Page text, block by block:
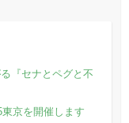
『セナとペグと不
京を開催します